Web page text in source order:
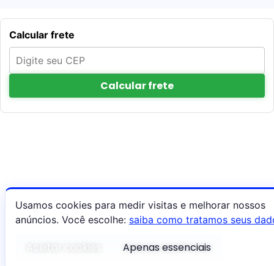
Calcular frete
Calcular frete
Usamos cookies para medir visitas e melhorar nossos
anúncios. Você escolhe: saiba como tratamos seus
Apenas essenciais